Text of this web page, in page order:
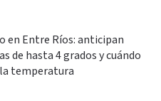
en Entre Ríos: anticipan
de hasta 4 grados y cuándo
temperatura